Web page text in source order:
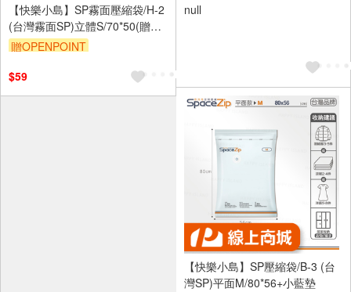
【快樂小島】SP霧面壓縮袋/H-2
(台灣霧面SP)立體S/70*50(贈藍
墊)
贈OPENPOINT
$59
null
【快樂小島】SP壓縮袋/B-3 (台
灣SP)平面M/80*56+小藍墊